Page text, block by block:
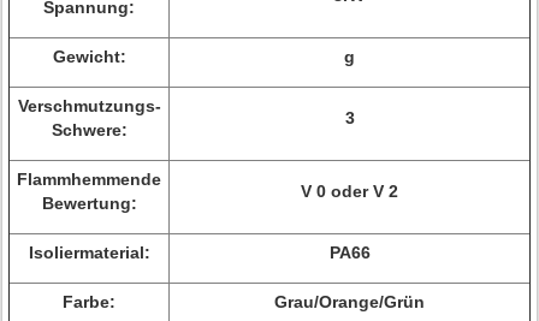
Spannung:
Gewicht: g
Verschmutzungs-
Schwere:
3
Flammhemmende
Bewertung:
V 0 oder V 2
Isoliermaterial: PA66
Farbe: Grau/Orange/Grün